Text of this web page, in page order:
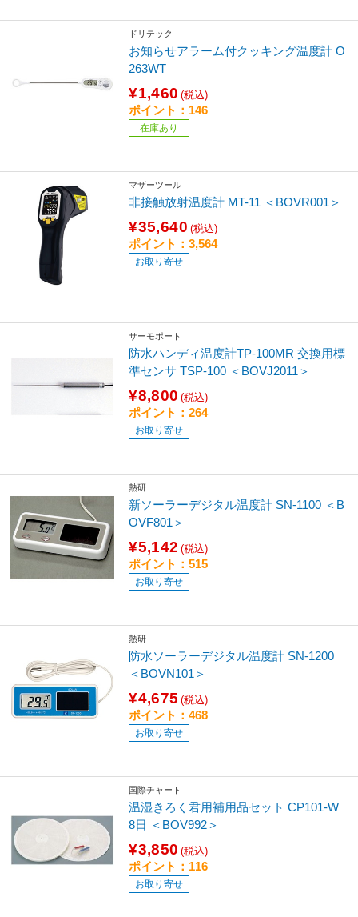
ドリテック
お知らせアラーム付クッキング温度計 O
263WT
¥1,460 (税込)
ポイント：146
在庫あり
マザーツール
非接触放射温度計 MT-11 ＜BOVR001＞
¥35,640 (税込)
ポイント：3,564
お取り寄せ
サーモポート
防水ハンディ温度計TP-100MR 交換用標
準センサ TSP-100 ＜BOVJ2011＞
¥8,800 (税込)
ポイント：264
お取り寄せ
熱研
新ソーラーデジタル温度計 SN-1100 ＜B
OVF801＞
¥5,142 (税込)
ポイント：515
お取り寄せ
熱研
防水ソーラーデジタル温度計 SN-1200
＜BOVN101＞
¥4,675 (税込)
ポイント：468
お取り寄せ
国際チャート
温湿きろく君用補用品セット CP101-W
8日 ＜BOV992＞
¥3,850 (税込)
ポイント：116
お取り寄せ